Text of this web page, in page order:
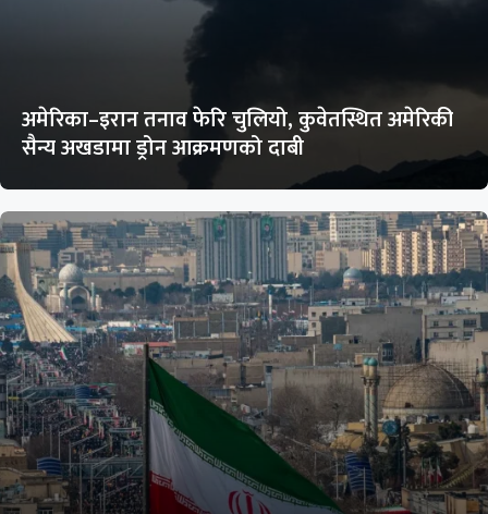
अमेरिका–इरान तनाव फेरि चुलियो, कुवेतस्थित अमेरिकी
सैन्य अखडामा ड्रोन आक्रमणको दाबी